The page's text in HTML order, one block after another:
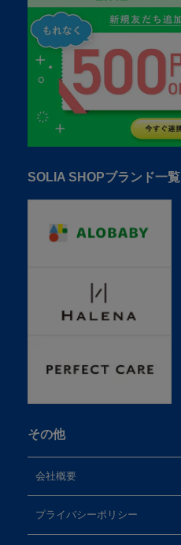
SOLIA SHOPブランド一覧
その他
会社概要
プライバシーポリシー